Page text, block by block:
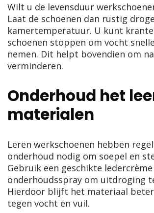
Wilt u de levensduur
Laat de schoenen dan rustig
kamertemperatuur. U kunt
schoenen stoppen om vocht
nemen. Dit helpt bovendien om
verminderen.
Onderhoud het
materialen
Leren werkschoenen hebben
onderhoud nodig om soepel en
Gebruik een geschikte
onderhoudsspray om uitdroging
Hierdoor blijft het materiaal
tegen vocht en vuil.